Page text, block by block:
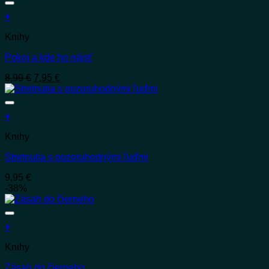
+
Knihy
Pokoj a kde ho nájsť
8,99€ Pôvodná
cena
7,95 €
cena
+
Knihy
Stretnutia s pozoruhodnými ľuďmi
9,95 €
-38%
+
Knihy